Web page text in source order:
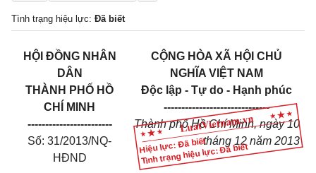
Tình trạng hiệu lực: Đã biết
Hiệu lực: Đã biết
Tình trạng hiệu lực: Đã biết
HỘI ĐỒNG NHÂN
DÂN
THÀNH PHỐ HỒ
CHÍ MINH
------------------------
Số: 31/2013/NQ-
HĐND
CỘNG HÒA XÃ HỘI CHỦ
NGHĨA VIỆT NAM
Độc lập - Tự do - Hạnh phúc
------------------------------
Thành phố Hồ Chí Minh, ngày 10
tháng 12 năm 2013